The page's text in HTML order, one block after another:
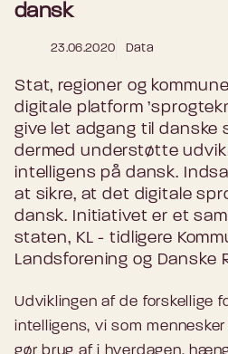
dansk
23.06.2020 Data
Stat, regioner og
digitale platform
give let adgang til danske
dermed understøtte
intelligens på dansk.
at sikre, at det digitale
dansk. Initiativet er et
staten, KL - tidligere
Landsforening og Danske
Udviklingen af de forskellige
intelligens, vi som
gør brug af i hverdagen,